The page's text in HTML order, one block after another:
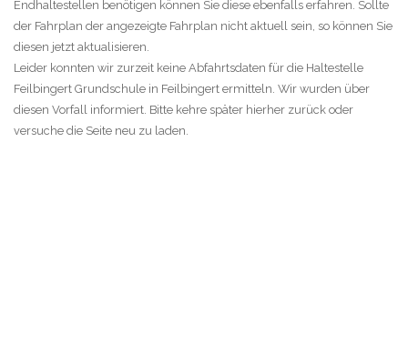
Endhaltestellen benötigen können Sie diese ebenfalls erfahren. Sollte
der Fahrplan der angezeigte Fahrplan nicht aktuell sein, so können Sie
diesen jetzt aktualisieren.
Leider konnten wir zurzeit keine Abfahrtsdaten für die Haltestelle
Feilbingert Grundschule in Feilbingert ermitteln. Wir wurden über
diesen Vorfall informiert. Bitte kehre später hierher zurück oder
versuche die Seite neu zu laden.